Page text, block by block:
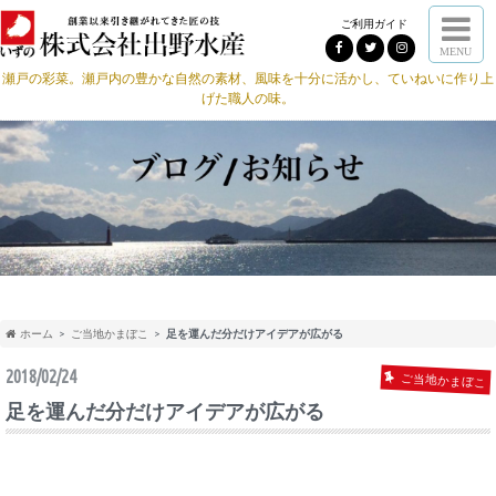
ご利用ガイド
MENU
瀬戸の彩菜。瀬戸内の豊かな自然の素材、風味を十分に活かし、ていねいに作り上
げた職人の味。
ホーム ご当地かまぼこ 足を運んだ分だけアイデアが広がる
2018/02/24 ご当地かまぼこ
足を運んだ分だけアイデアが広がる